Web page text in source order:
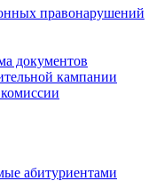
правонарушений
документов
кампании
абитуриентами